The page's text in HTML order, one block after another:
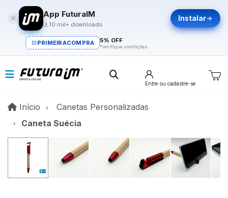
App FuturaIM
10 mil+ downloads
Instalar
PRIMEIRACOMPRA 5% OFF
*verifique condições
Entre ou cadastre-se
Início InícioCanetas Personalizadas
Caneta Suécia